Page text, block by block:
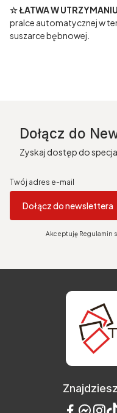
☆ ŁATWA W
pralce automatycznej w
suszarce bębnowej.
Dołącz do
Zyskaj dostęp do
Twój adres e-mail
Dołącz do newslettera
Akceptuję Regulamin